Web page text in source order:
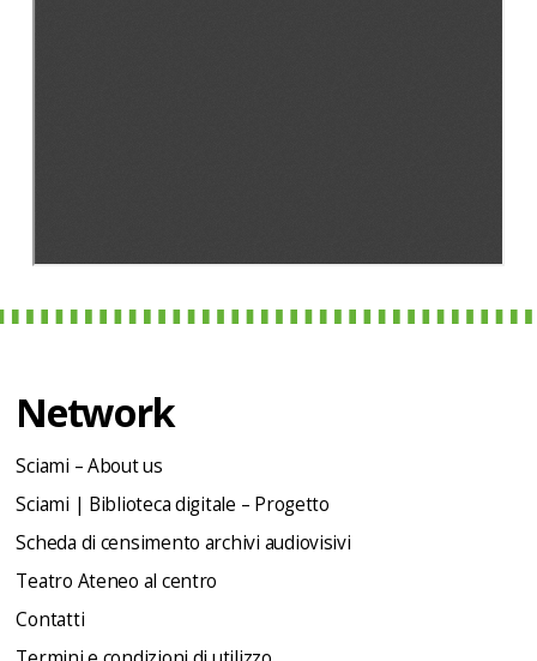
Network
Sciami – About us
Sciami | Biblioteca digitale – Progetto
Scheda di censimento archivi audiovisivi
Teatro Ateneo al centro
Contatti